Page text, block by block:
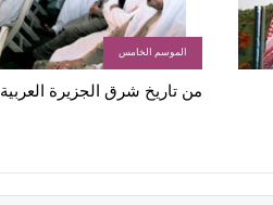
الموسم الخامس
من تاريخ شرق الجزيرة العربية